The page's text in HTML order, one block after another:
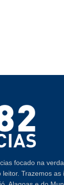
focado na
Trazemos as